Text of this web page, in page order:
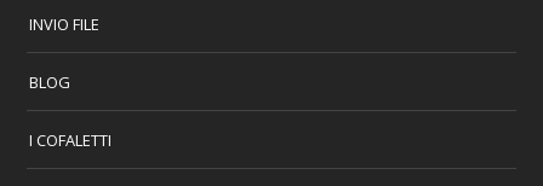
INVIO FILE
BLOG
I COFALETTI